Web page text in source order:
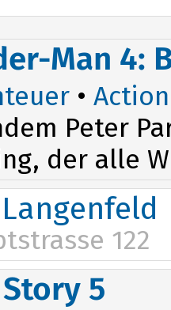
Man 4:
• Action
Peter
der alle
Langenfeld
122
16:45
19:30 5